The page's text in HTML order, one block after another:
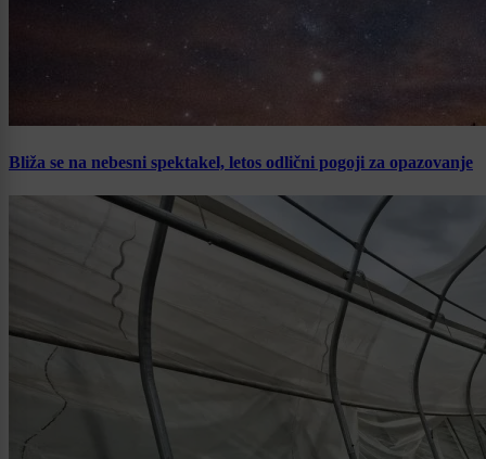
Bliža se na nebesni spektakel, letos odlični pogoji za opazovanje